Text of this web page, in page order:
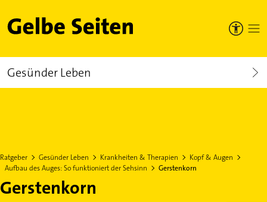
Gelbe Seiten
Gesünder Leben
Ratgeber Gesünder Leben Krankheiten & Therapien
Kopf & Augen
Aufbau des Auges: So funktioniert der Sehsinn
Gerstenkorn
Gerstenkorn